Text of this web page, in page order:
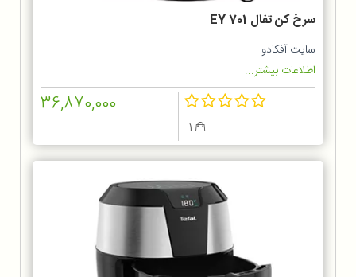
سرخ كن تفال EY 701
سایت آفکادو
اطلاعات بیشتر...
36,870,000